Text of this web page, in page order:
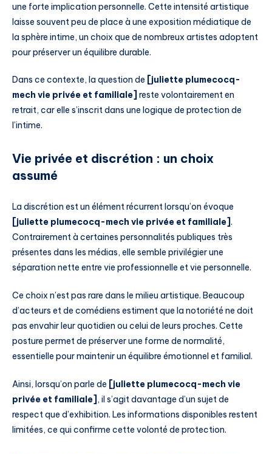
une forte implication personnelle. Cette intensité artistique
laisse souvent peu de place à une exposition médiatique de
la sphère intime, un choix que de nombreux artistes adoptent
pour préserver un équilibre durable.
Dans ce contexte, la question de
[juliette plumecocq-
mech vie privée et familiale] reste volontairement en
retrait, car elle s’inscrit dans une logique de protection de
l’intime.
Vie privée et discrétion : un choix
assumé
La discrétion est un élément récurrent lorsqu’on évoque
[juliette plumecocq-mech vie privée et familiale].
Contrairement à certaines personnalités publiques très
présentes dans les médias, elle semble privilégier une
séparation nette entre vie professionnelle et vie personnelle.
Ce choix n’est pas rare dans le milieu artistique. Beaucoup
d’acteurs et de comédiens estiment que la notoriété ne doit
pas envahir leur quotidien ou celui de leurs proches. Cette
posture permet de préserver une forme de normalité,
essentielle pour maintenir un équilibre émotionnel et familial.
Ainsi, lorsqu’on parle de [juliette plumecocq-mech vie
privée et familiale] , il s’agit davantage d’un sujet de
respect que d’exhibition. Les informations disponibles restent
limitées, ce qui confirme cette volonté de protection.